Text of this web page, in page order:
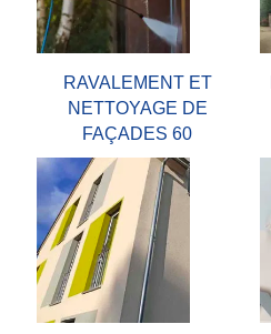
RAVALEMENT ET
NETTOYAGE DE
FAÇADES 60